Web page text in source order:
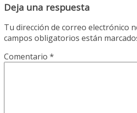
Deja una respuesta
Tu dirección de correo electrónico
campos obligatorios están
Comentario *